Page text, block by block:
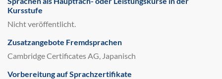
Kursstufe
Nicht veröffentlicht.
Zusatzangebote Fremdsprachen
Cambridge Certificates AG, Japanisch
Vorbereitung auf Sprachzertifikate